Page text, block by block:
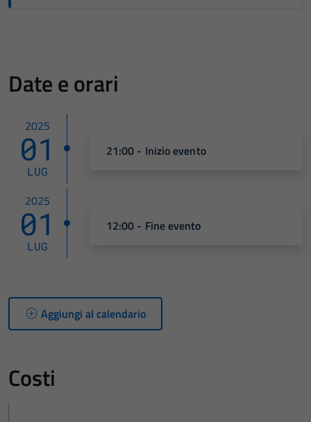
Date e orari
2025
01
LUG
21:00 - Inizio evento
2025
01
LUG
12:00 - Fine evento
Aggiungi al calendario
Costi